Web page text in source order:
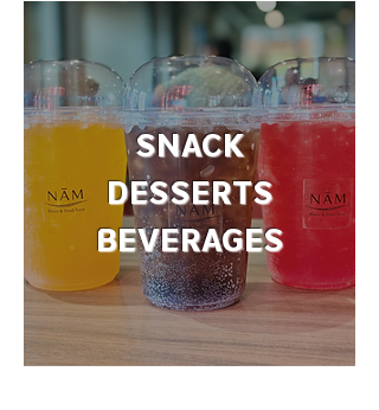
SNACK
DESSERTS
BEVERAGES